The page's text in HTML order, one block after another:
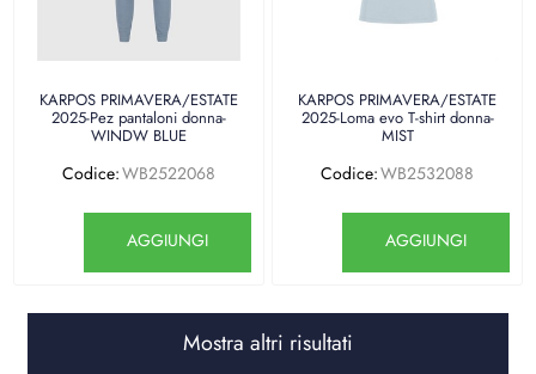
KARPOS PRIMAVERA/ESTATE
2025-Pez pantaloni donna-
WINDW BLUE
Codice:WB2522068
AGGIUNGI
KARPOS PRIMAVERA/ESTATE
2025-Loma evo T-shirt donna-
MIST
Codice:WB2532088
AGGIUNGI
Mostra altri risultati